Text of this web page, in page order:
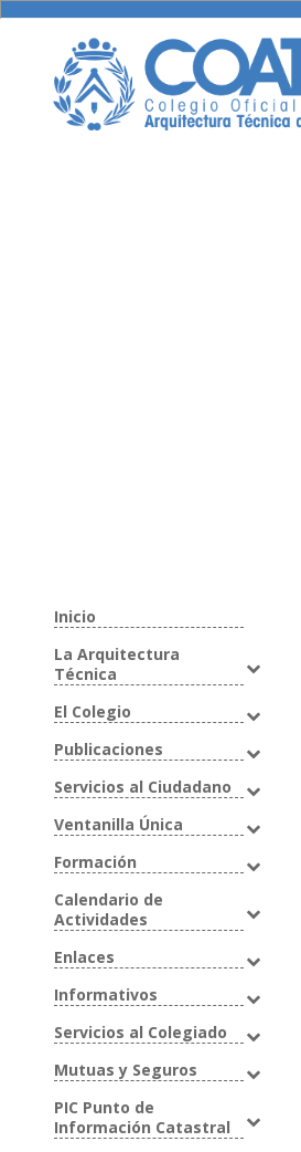
Inicio
La Arquitectura
Técnica
El Colegio
Publicaciones
Servicios al Ciudadano
Ventanilla Única
Formación
Calendario de
Actividades
Enlaces
Informativos
Servicios al Colegiado
Mutuas y Seguros
PIC Punto de
Información Catastral